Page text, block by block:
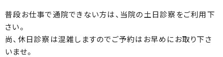
普段お仕事で通院できない方は、当院の土日診察をご利用下
さい。
尚、休日診察は混雑しますのでご予約はお早めにお取り下さ
いませ。